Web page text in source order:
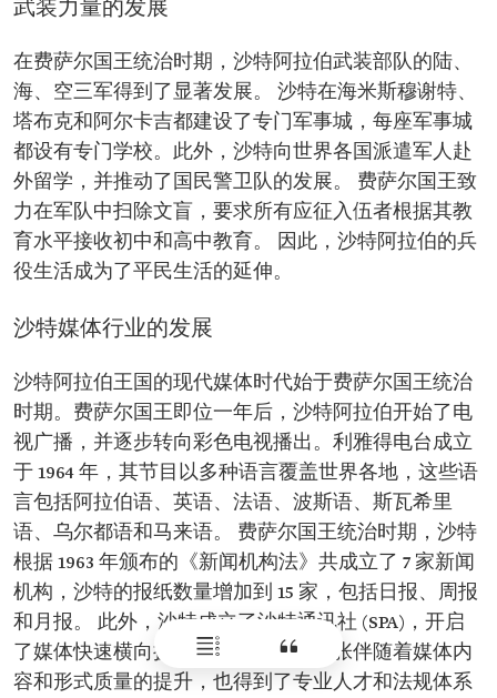
武装力量的发展
在费萨尔国王统治时期，沙特阿拉伯武装部队的陆、
海、空三军得到了显著发展。 沙特在海米斯穆谢特、
塔布克和阿尔卡吉都建设了专门军事城，每座军事城
都设有专门学校。此外，沙特向世界各国派遣军人赴
外留学，并推动了国民警卫队的发展。 费萨尔国王致
力在军队中扫除文盲，要求所有应征入伍者根据其教
育水平接收初中和高中教育。 因此，沙特阿拉伯的兵
役生活成为了平民生活的延伸。
沙特媒体行业的发展
沙特阿拉伯王国的现代媒体时代始于费萨尔国王统治
时期。费萨尔国王即位一年后，沙特阿拉伯开始了电
视广播，并逐步转向彩色电视播出。利雅得电台成立
于 1964 年，其节目以多种语言覆盖世界各地，这些语
言包括阿拉伯语、英语、法语、波斯语、斯瓦希里
语、乌尔都语和马来语。 费萨尔国王统治时期，沙特
根据 1963 年颁布的《新闻机构法》共成立了 7 家新闻
机构，沙特的报纸数量增加到 15 家，包括日报、周报
和月报。 此外，沙特成立了沙特通讯社 (SPA)，开启
了媒体快速横向扩展的时代。这种扩张伴随着媒体内
容和形式质量的提升，也得到了专业人才和法规体系